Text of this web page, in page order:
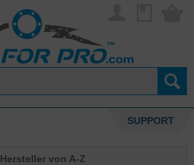
SUPPORT
Hersteller von A-Z